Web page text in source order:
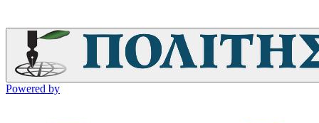
Powered by